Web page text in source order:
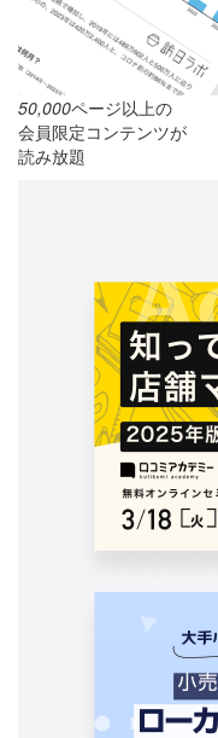
50,000ページ以上の
会員限定コンテンツが
読み放題